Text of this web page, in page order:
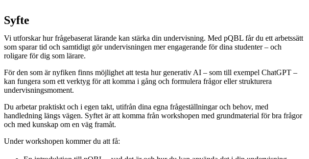
Syfte
Vi utforskar hur frågebaserat lärande kan stärka din undervisning. Med pQBL får du ett arbetssätt
som sparar tid och samtidigt gör undervisningen mer engagerande för dina studenter – och
roligare för dig som lärare.
För den som är nyfiken finns möjlighet att testa hur generativ AI – som till exempel ChatGPT –
kan fungera som ett verktyg för att komma i gång och formulera frågor eller strukturera
undervisningsmoment.
Du arbetar praktiskt och i egen takt, utifrån dina egna frågeställningar och behov, med
handledning längs vägen. Syftet är att komma från workshopen med grundmaterial för bra frågor
och med kunskap om en väg framåt.
Under workshopen kommer du att få: